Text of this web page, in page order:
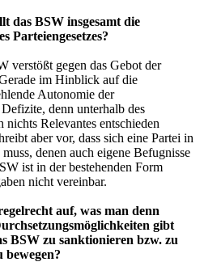
das BSW insgesamt die
Parteiengesetzes?
verstößt gegen das Gebot der
im Hinblick auf die
Autonomie der
denn unterhalb des
Relevantes entschieden
aber vor, dass sich eine Partei in
denen auch eigene Befugnisse
ist in der bestehenden Form
nicht vereinbar.
auf, was man denn
gibt
BSW zu sanktionieren bzw. zu
bewegen?